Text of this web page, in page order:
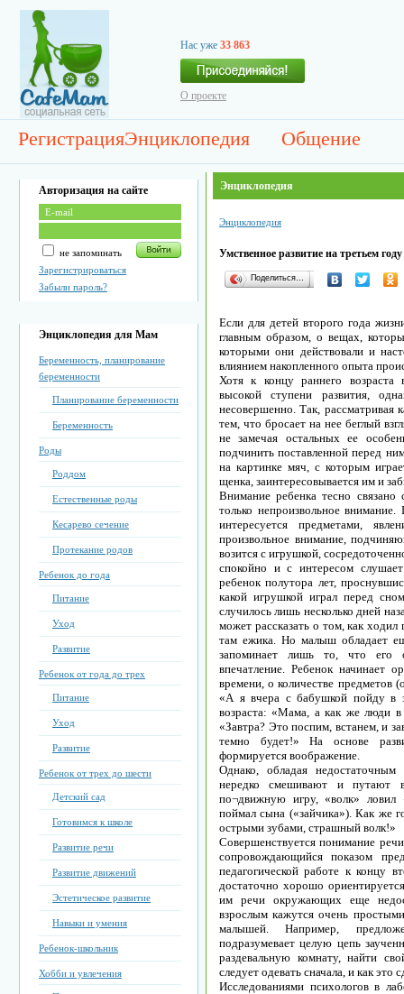
Нас уже 33 863
О проекте
РегистрацияЭнциклопедия Общение
Авторизация на сайте
не запоминать
Зарегистрироваться
Забыли пароль?
Энциклопедия для Мам
Беременность, планирование
беременности
Планирование беременности
Беременность
Роды
Роддом
Естественные роды
Кесарево сечение
Протекание родов
Ребенок до года
Питание
Уход
Развитие
Ребенок от года до трех
Питание
Уход
Развитие
Ребенок от трех до шести
Детский сад
Готовимся к школе
Развитие речи
Развитие движений
Эстетическое развитие
Навыки и умения
Ребенок-школьник
Хобби и увлечения
Энциклопедия
Энциклопедия
Умственное развитие на третьем
Поделиться…
Если для детей второго года
главным образом, о вещах,
которыми они действовали и
влиянием накопленного опыта
Хотя к концу раннего возраста
высокой ступени развития,
несовершенно. Так, рассматривая
тем, что бросает на нее беглый
не замечая остальных ее
подчинить поставленной перед
на картинке мяч, с которым
щенка, заинтересовывается им и
Внимание ребенка тесно связано
только непроизвольное
интересуется предметами,
произвольное внимание,
возится с игрушкой,
спокойно и с интересом
ребенок полутора лет,
какой игрушкой играл перед
случилось лишь несколько дней
может рассказать о том, как ходил
там ежика. Но малыш обладает
запоминает лишь то, что его
впечатление. Ребенок начинает
времени, о количестве предметов
«А я вчера с бабушкой пойду в
возраста: «Мама, а как же люди в
«Завтра? Это поспим, встанем, и
темно будет!» На основе
формируется воображение.
Однако, обладая
нередко смешивают и путают
по¬движную игру, «волк» ловил
поймал сына («зайчика»). Как же
острыми зубами, страшный волк!»
Совершенствуется понимание
сопровождающийся показом
педагогической работе к концу
достаточно хорошо
им речи окружающих еще
взрослым кажутся очень
малышей. Например,
подразумевает целую цепь
раздевальную комнату, найти
следует одевать сначала, и как это
Исследованиями психологов в